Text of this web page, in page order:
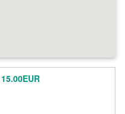
15.00EUR